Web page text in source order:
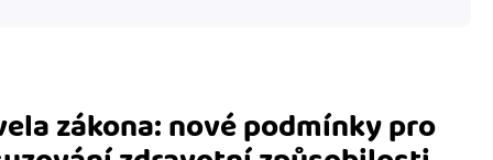
zákona: nové podmínky pro